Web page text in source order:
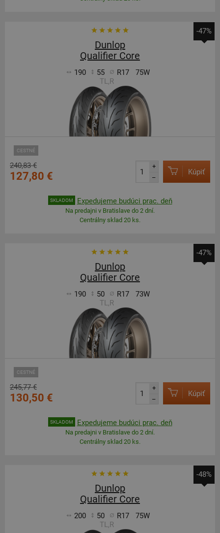
-47%
Dunlop
Qualifier Core
190 55 R17
75W
TL,R
CESTNÉ
240,83 €
127,80 €
+
–
Kúpiť
SKLADOM Expedujeme budúci prac. deň
Na predajni v Bratislave do 2 dní.
Centrálny sklad 20 ks.
-47%
Dunlop
Qualifier Core
190 50 R17
73W
TL,R
CESTNÉ
245,77 €
130,50 €
+
–
Kúpiť
SKLADOM Expedujeme budúci prac. deň
Na predajni v Bratislave do 2 dní.
Centrálny sklad 20 ks.
-48%
Dunlop
Qualifier Core
200 50 R17
75W
TL,R